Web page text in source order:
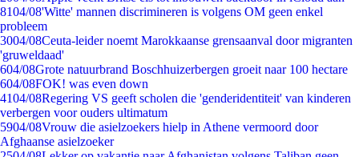
8104/08'Witte' mannen discrimineren is volgens OM geen enkel
probleem
3004/08Ceuta-leider noemt Marokkaanse grensaanval door migranten
'gruweldaad'
604/08Grote natuurbrand Boschhuizerbergen groeit naar 100 hectare
604/08FOK! was even down
4104/08Regering VS geeft scholen die 'genderidentiteit' van kinderen
verbergen voor ouders ultimatum
5904/08Vrouw die asielzoekers hielp in Athene vermoord door
Afghaanse asielzoeker